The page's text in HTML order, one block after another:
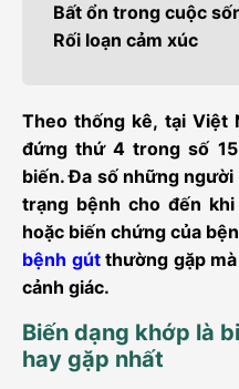
Bất ổn trong cuộc
Rối loạn cảm xúc
Theo thống kê, tại Việt
đứng thứ 4 trong số
biến. Đa số những
trạng bệnh cho đến
hoặc biến chứng của
bệnh gútthường gặp
cảnh giác.
Biến dạng khớp là
hay gặp nhất